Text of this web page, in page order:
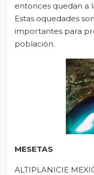
entonces quedan a
Estas oquedades
importantes para
población.
MESETAS
ALTIPLANICIE